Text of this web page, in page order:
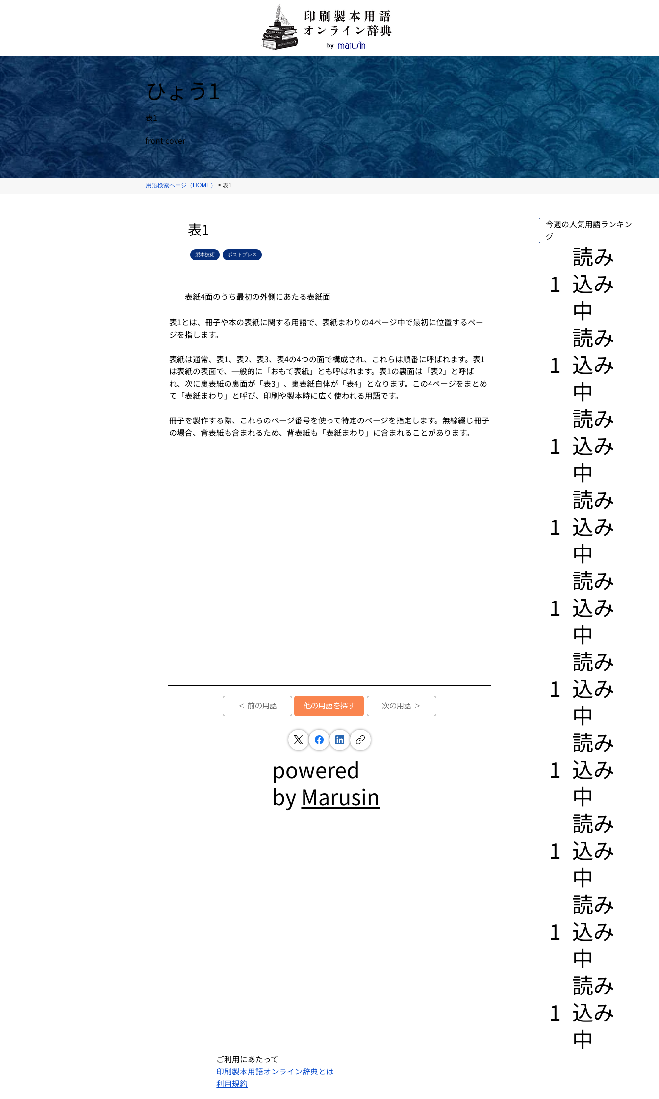
ひょう1
表1
front cover
用語検索ページ（HOME） > 表1
表1
製本技術 ポストプレス
表紙4面のうち最初の外側にあたる表紙面
表1とは、冊子や本の表紙に関する用語で、表紙まわりの4ページ中で最初に位置するペー
ジを指します。
表紙は通常、表1、表2、表3、表4の4つの面で構成され、これらは順番に呼ばれます。表1
は表紙の表面で、一般的に「おもて表紙」とも呼ばれます。表1の裏面は「表2」と呼ば
れ、次に裏表紙の裏面が「表3」、裏表紙自体が「表4」となります。この4ページをまとめ
て「表紙まわり」と呼び、印刷や製本時に広く使われる用語です。
冊子を製作する際、これらのページ番号を使って特定のページを指定します。無線綴じ冊子
の場合、背表紙も含まれるため、背表紙も「表紙まわり」に含まれることがあります。
今週の人気用語ランキン
グ
1
​読み
込み
中
1
​読み
込み
中
1
​読み
込み
中
1
​読み
込み
中
1
​読み
込み
中
1
​読み
込み
中
1
​読み
込み
中
1
​読み
込み
中
1
​読み
込み
中
1
​読み
込み
中
＜ 前の用語 他の用語を探す 次の用語 ＞
powered
by Marusin
ご利用にあたって
印刷製本用語オンライン辞典とは
利用規約​